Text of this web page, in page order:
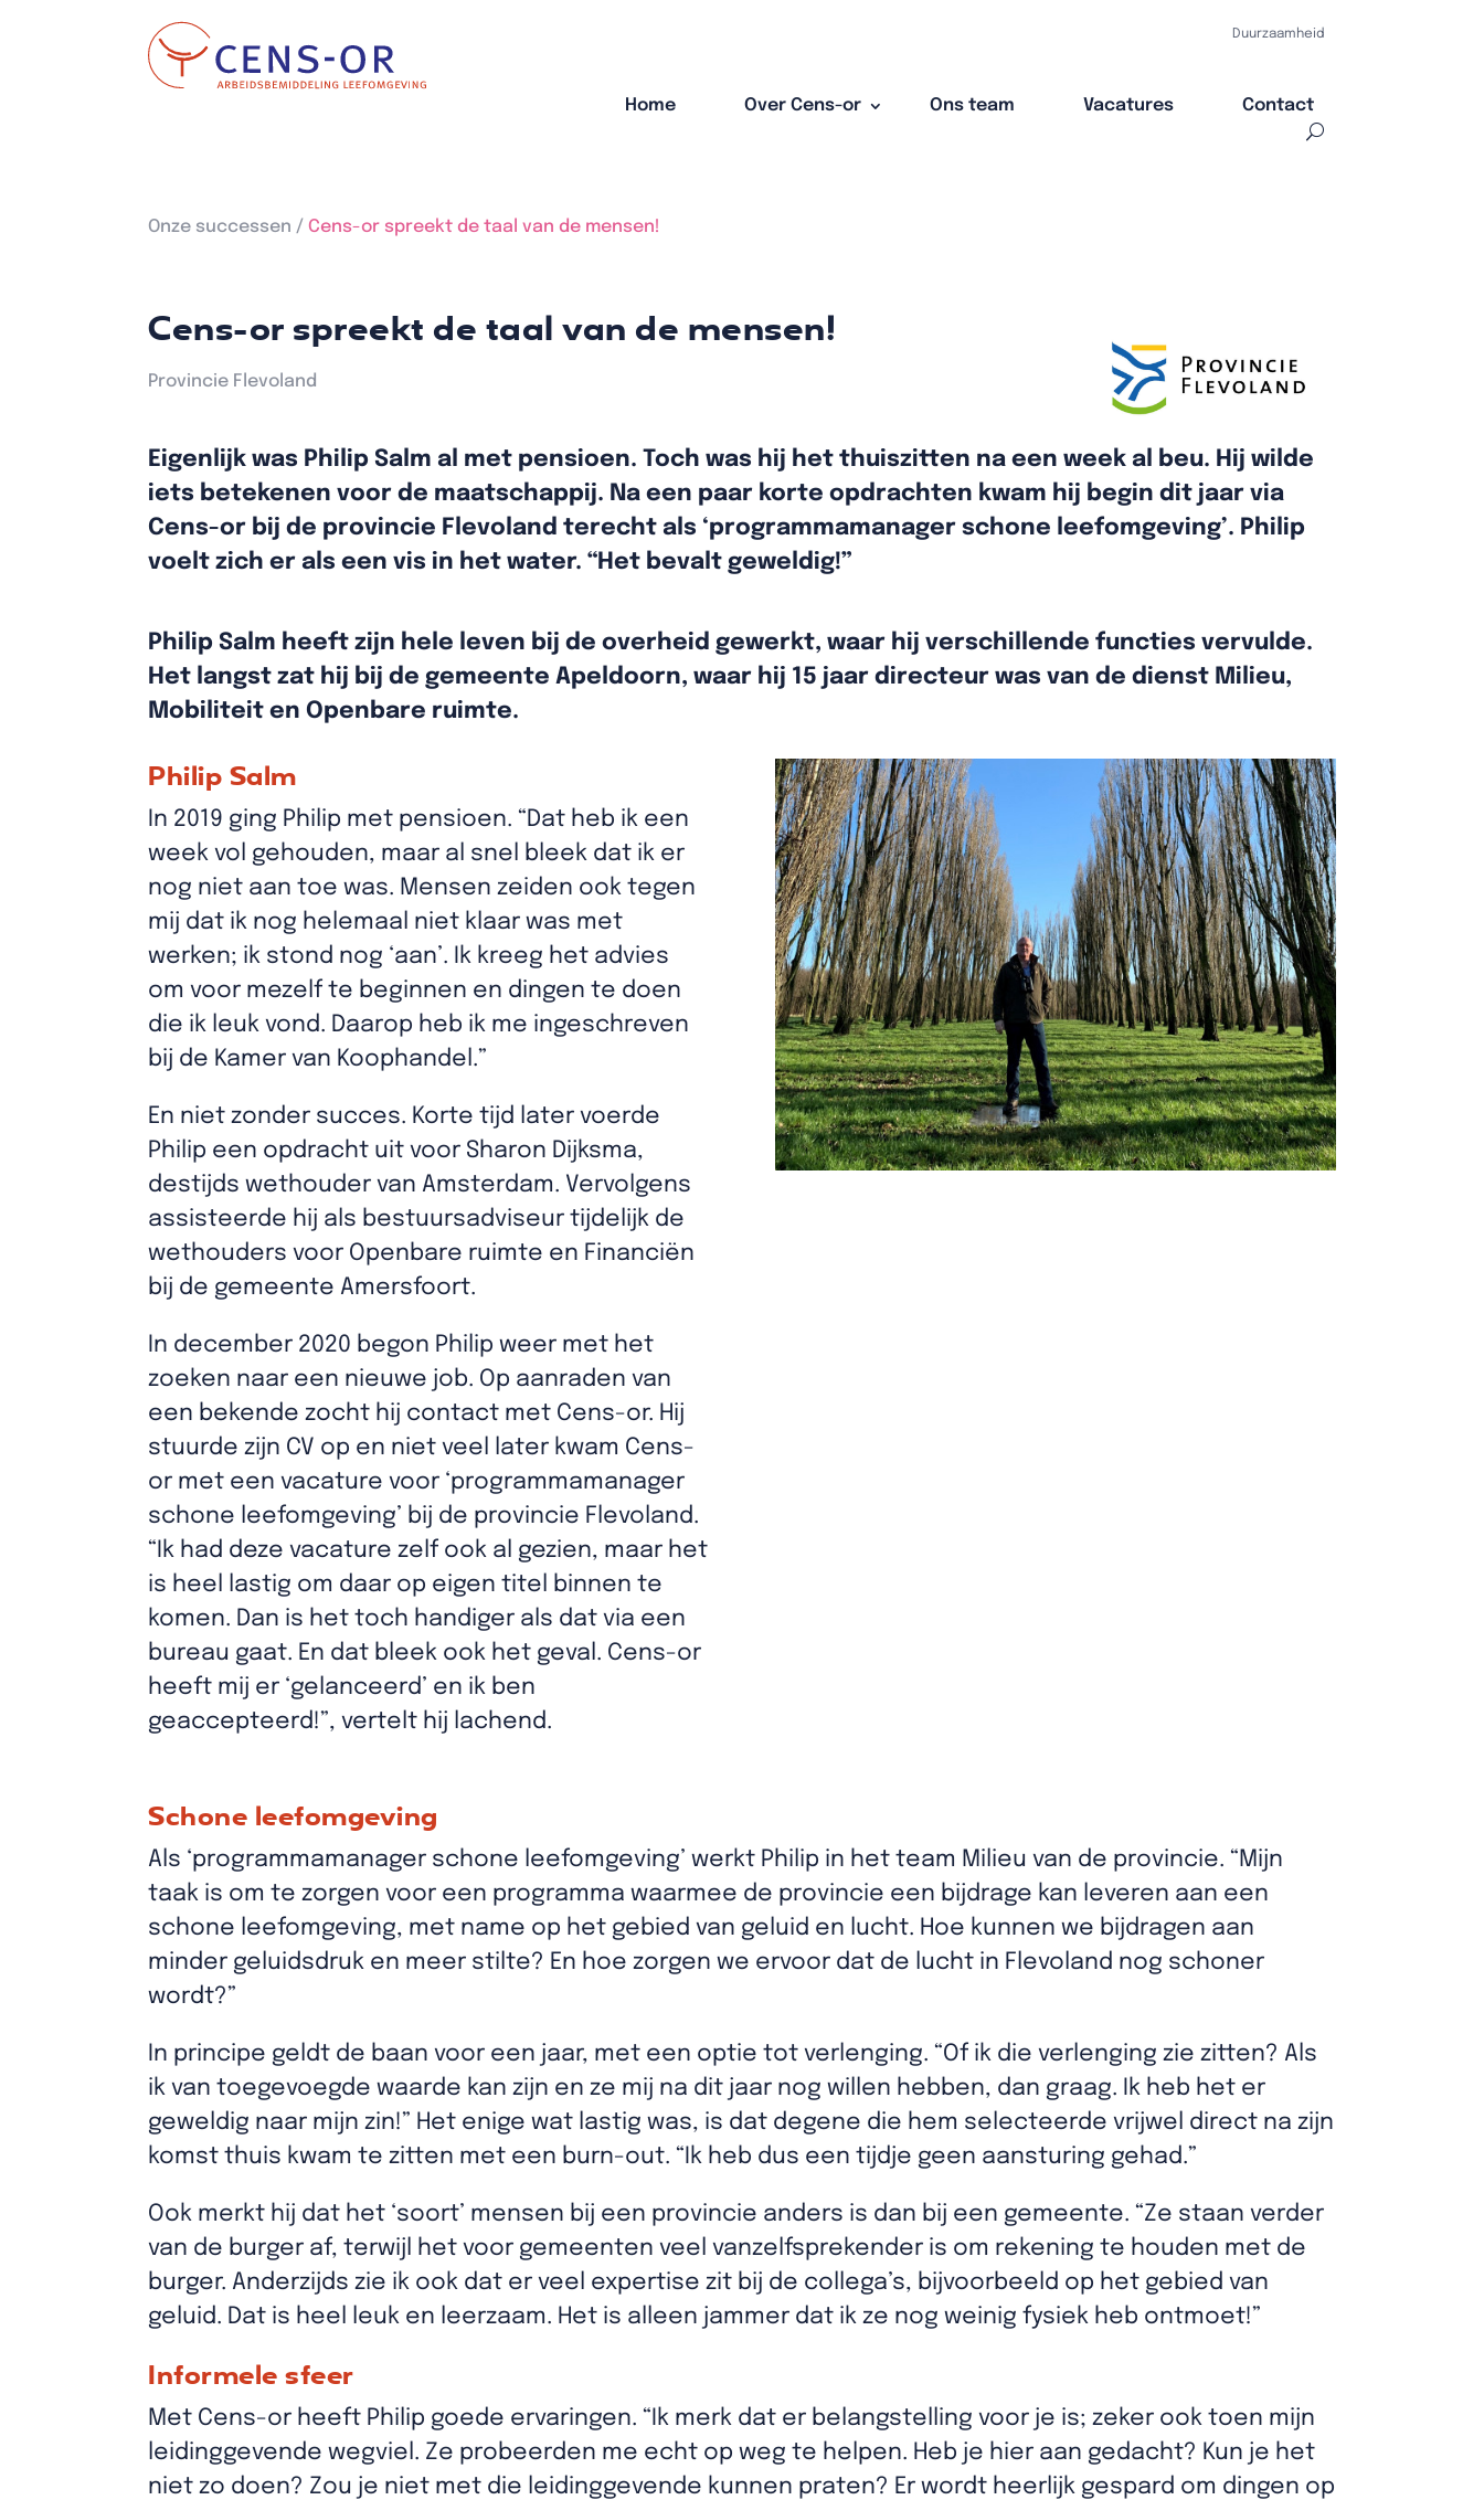
Duurzaamheid
Home Over Cens-or Ons team Vacatures Contact
Onze successen /Cens-or spreekt de taal van de mensen!
Cens-or spreekt de taal van de mensen!
Provincie Flevoland
Eigenlijk was Philip Salm al met pensioen. Toch was hij het thuiszitten na een week al beu. Hij wilde
iets betekenen voor de maatschappij. Na een paar korte opdrachten kwam hij begin dit jaar via
Cens-or bij de provincie Flevoland terecht als ‘programmamanager schone leefomgeving’. Philip
voelt zich er als een vis in het water. “Het bevalt geweldig!”
Philip Salm heeft zijn hele leven bij de overheid gewerkt, waar hij verschillende functies vervulde.
Het langst zat hij bij de gemeente Apeldoorn, waar hij 15 jaar directeur was van de dienst Milieu,
Mobiliteit en Openbare ruimte.
Philip Salm
In 2019 ging Philip met pensioen. “Dat heb ik een
week vol gehouden, maar al snel bleek dat ik er
nog niet aan toe was. Mensen zeiden ook tegen
mij dat ik nog helemaal niet klaar was met
werken; ik stond nog ‘aan’. Ik kreeg het advies
om voor mezelf te beginnen en dingen te doen
die ik leuk vond. Daarop heb ik me ingeschreven
bij de Kamer van Koophandel.”
En niet zonder succes. Korte tijd later voerde
Philip een opdracht uit voor Sharon Dijksma,
destijds wethouder van Amsterdam. Vervolgens
assisteerde hij als bestuursadviseur tijdelijk de
wethouders voor Openbare ruimte en Financiën
bij de gemeente Amersfoort.
In december 2020 begon Philip weer met het
zoeken naar een nieuwe job. Op aanraden van
een bekende zocht hij contact met Cens-or. Hij
stuurde zijn CV op en niet veel later kwam Cens-
or met een vacature voor ‘programmamanager
schone leefomgeving’ bij de provincie Flevoland.
“Ik had deze vacature zelf ook al gezien, maar het
is heel lastig om daar op eigen titel binnen te
komen. Dan is het toch handiger als dat via een
bureau gaat. En dat bleek ook het geval. Cens-or
heeft mij er ‘gelanceerd’ en ik ben
geaccepteerd!”, vertelt hij lachend.
Schone leefomgeving
Als ‘programmamanager schone leefomgeving’ werkt Philip in het team Milieu van de provincie. “Mijn
taak is om te zorgen voor een programma waarmee de provincie een bijdrage kan leveren aan een
schone leefomgeving, met name op het gebied van geluid en lucht. Hoe kunnen we bijdragen aan
minder geluidsdruk en meer stilte? En hoe zorgen we ervoor dat de lucht in Flevoland nog schoner
wordt?”
In principe geldt de baan voor een jaar, met een optie tot verlenging. “Of ik die verlenging zie zitten? Als
ik van toegevoegde waarde kan zijn en ze mij na dit jaar nog willen hebben, dan graag. Ik heb het er
geweldig naar mijn zin!” Het enige wat lastig was, is dat degene die hem selecteerde vrijwel direct na zijn
komst thuis kwam te zitten met een burn-out. “Ik heb dus een tijdje geen aansturing gehad.”
Ook merkt hij dat het ‘soort’ mensen bij een provincie anders is dan bij een gemeente. “Ze staan verder
van de burger af, terwijl het voor gemeenten veel vanzelfsprekender is om rekening te houden met de
burger. Anderzijds zie ik ook dat er veel expertise zit bij de collega’s, bijvoorbeeld op het gebied van
geluid. Dat is heel leuk en leerzaam. Het is alleen jammer dat ik ze nog weinig fysiek heb ontmoet!”
Informele sfeer
Met Cens-or heeft Philip goede ervaringen. “Ik merk dat er belangstelling voor je is; zeker ook toen mijn
leidinggevende wegviel. Ze probeerden me echt op weg te helpen. Heb je hier aan gedacht? Kun je het
niet zo doen? Zou je niet met die leidinggevende kunnen praten? Er wordt heerlijk gespard om dingen op